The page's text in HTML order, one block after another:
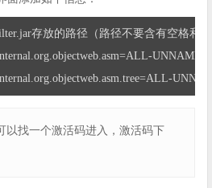
存放的路径（路径不要含有空格和
UNNAMED
以找一个激活码进入，激活码下